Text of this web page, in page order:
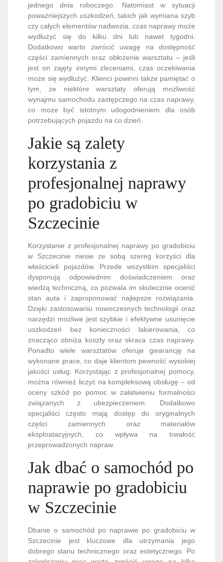
jednego dnia roboczego. Natomiast w sytuacji
poważniejszych uszkodzeń, takich jak wymiana szyb
czy całych elementów nadwozia, czas naprawy może
wydłużyć się do kilku dni lub nawet tygodni.
Dodatkowo warto zwrócić uwagę na dostępność
części zamiennych oraz obłożenie warsztatu – jeśli
jest on zajęty innymi zleceniami, czas oczekiwania
może się wydłużyć. Klienci powinni także pamiętać o
tym, że niektóre warsztaty oferują możliwość
wynajmu samochodu zastępczego na czas naprawy,
co może być istotnym udogodnieniem dla osób
potrzebujących pojazdu na co dzień.
Jakie są zalety
korzystania z
profesjonalnej naprawy
po gradobiciu w
Szczecinie
Korzystanie z profesjonalnej naprawy po gradobiciu
w Szczecinie niesie ze sobą szereg korzyści dla
właścicieli pojazdów. Przede wszystkim specjaliści
dysponują odpowiednim doświadczeniem oraz
wiedzą techniczną, co pozwala im skutecznie ocenić
stan auta i zaproponować najlepsze rozwiązania.
Dzięki zastosowaniu nowoczesnych technologii oraz
narzędzi możliwe jest szybkie i efektywne usunięcie
uszkodzeń bez konieczności lakierowania, co
znacząco obniża koszty oraz skraca czas naprawy.
Ponadto wiele warsztatów oferuje gwarancję na
wykonane prace, co daje klientom pewność wysokiej
jakości usług. Korzystając z profesjonalnej pomocy,
można również liczyć na kompleksową obsługę – od
oceny szkód po pomoc w załatwieniu formalności
związanych z ubezpieczeniem. Dodatkowo
specjaliści często mają dostęp do oryginalnych
części zamiennych oraz materiałów
eksploatacyjnych, co wpływa na trwałość
przeprowadzonych napraw.
Jak dbać o samochód po
naprawie po gradobiciu
w Szczecinie
Dbanie o samochód po naprawie po gradobiciu w
Szczecinie jest kluczowe dla utrzymania jego
dobrego stanu technicznego oraz estetycznego. Po